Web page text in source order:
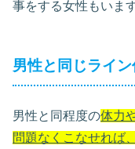
事をする女性もいます
男性と同じライン
男性と同程度の体力
問題なくこなせれば